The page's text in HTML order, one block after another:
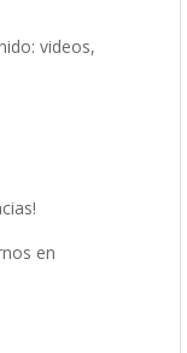
videos,
en